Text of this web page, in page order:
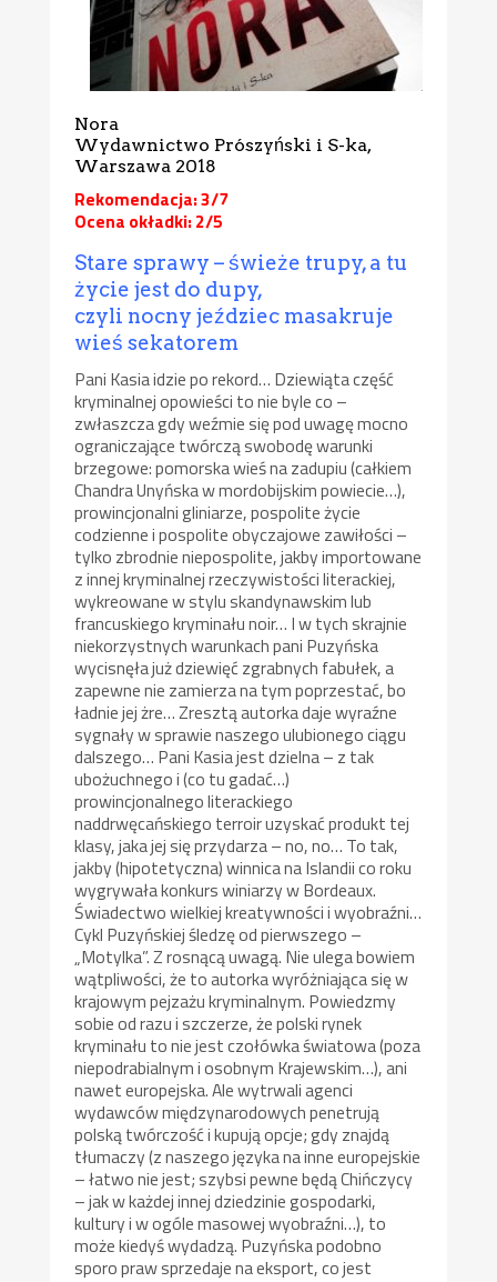
Nora
Wydawnictwo Prószyński i S-ka,
Warszawa 2018
Rekomendacja: 3/7
Ocena okładki: 2/5
Stare sprawy – świeże trupy, a tu
życie jest do dupy,
czyli nocny jeździec masakruje
wieś sekatorem
Pani Kasia idzie po rekord… Dziewiąta część
kryminalnej opowieści to nie byle co –
zwłaszcza gdy weźmie się pod uwagę mocno
ograniczające twórczą swobodę warunki
brzegowe: pomorska wieś na zadupiu (całkiem
Chandra Unyńska w mordobijskim powiecie…),
prowincjonalni gliniarze, pospolite życie
codzienne i pospolite obyczajowe zawiłości –
tylko zbrodnie niepospolite, jakby importowane
z innej kryminalnej rzeczywistości literackiej,
wykreowane w stylu skandynawskim lub
francuskiego kryminału noir… I w tych skrajnie
niekorzystnych warunkach pani Puzyńska
wycisnęła już dziewięć zgrabnych fabułek, a
zapewne nie zamierza na tym poprzestać, bo
ładnie jej żre… Zresztą autorka daje wyraźne
sygnały w sprawie naszego ulubionego ciągu
dalszego… Pani Kasia jest dzielna – z tak
ubożuchnego i (co tu gadać…)
prowincjonalnego literackiego
naddrwęcańskiego terroir uzyskać produkt tej
klasy, jaka jej się przydarza – no, no… To tak,
jakby (hipotetyczna) winnica na Islandii co roku
wygrywała konkurs winiarzy w Bordeaux.
Świadectwo wielkiej kreatywności i wyobraźni…
Cykl Puzyńskiej śledzę od pierwszego –
„Motylka”. Z rosnącą uwagą. Nie ulega bowiem
wątpliwości, że to autorka wyróżniająca się w
krajowym pejzażu kryminalnym. Powiedzmy
sobie od razu i szczerze, że polski rynek
kryminału to nie jest czołówka światowa (poza
niepodrabialnym i osobnym Krajewskim…), ani
nawet europejska. Ale wytrwali agenci
wydawców międzynarodowych penetrują
polską twórczość i kupują opcje; gdy znajdą
tłumaczy (z naszego języka na inne europejskie
– łatwo nie jest; szybsi pewne będą Chińczycy
– jak w każdej innej dziedzinie gospodarki,
kultury i w ogóle masowej wyobraźni…), to
może kiedyś wydadzą. Puzyńska podobno
sporo praw sprzedaje na eksport, co jest